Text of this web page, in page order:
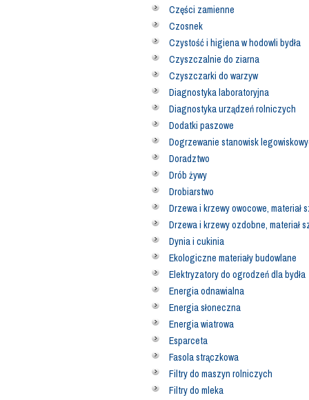
Części zamienne
Czosnek
Czystość i higiena w hodowli bydła
Czyszczalnie do ziarna
Czyszczarki do warzyw
Diagnostyka laboratoryjna
Diagnostyka urządzeń rolniczych
Dodatki paszowe
Dogrzewanie stanowisk
Doradztwo
Drób żywy
Drobiarstwo
Drzewa i krzewy owocowe, materiał
Drzewa i krzewy ozdobne, materiał
Dynia i cukinia
Ekologiczne materiały budowlane
Elektryzatory do ogrodzeń dla bydła
Energia odnawialna
Energia słoneczna
Energia wiatrowa
Esparceta
Fasola strączkowa
Filtry do maszyn rolniczych
Filtry do mleka